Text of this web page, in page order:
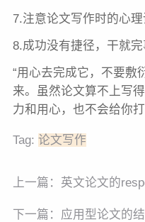
7.注意论文写作时的心理
8.成功没有捷径，干就完
“用心去完成它，不要敷
来。虽然论文算不上写
力和用心，也不会给你打
Tag: 论文写作
上一篇： 英文论文的
下一篇： 应用型论文的